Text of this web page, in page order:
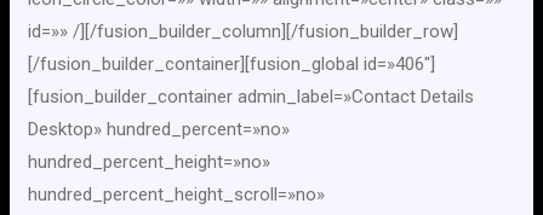
id=»» /][/fusion_builder_column][/fusion_builder_row]
[/fusion_builder_container][fusion_global id=»406″]
[fusion_builder_container admin_label=»Contact Details
Desktop» hundred_percent=»no»
hundred_percent_height=»no»
hundred_percent_height_scroll=»no»